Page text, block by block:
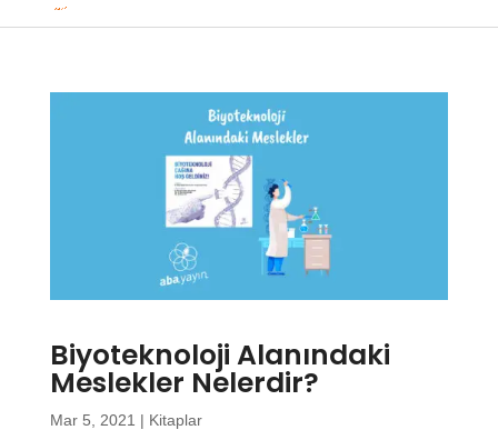
Biyoteknoloji Alanındaki
Meslekler Nelerdir?
Mar 5, 2021 | Kitaplar